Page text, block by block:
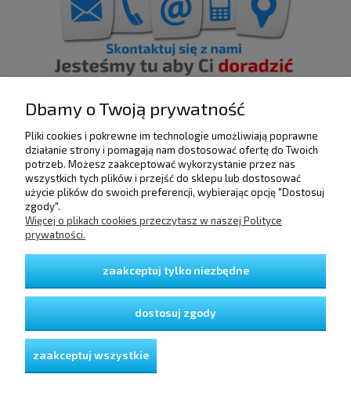
POMOC
DOSTAWA I PŁATNOŚCI
GWARANCJA I ZWROTY
O FIRMIE
Dbamy o Twoją prywatność
Pliki cookies i pokrewne im technologie umożliwiają poprawne
działanie strony i pomagają nam dostosować ofertę do Twoich
potrzeb. Możesz zaakceptować wykorzystanie przez nas
wszystkich tych plików i przejść do sklepu lub dostosować
użycie plików do swoich preferencji, wybierając opcję "Dostosuj
zgody".
Więcej o plikach cookies przeczytasz w naszej Polityce
prywatności.
zaakceptuj tylko niezbędne
dostosuj zgody
zaakceptuj wszystkie